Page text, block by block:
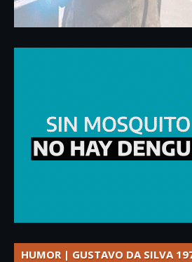
HUMOR | GUSTAVO DA SILVA